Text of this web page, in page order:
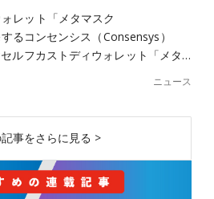
レット「メタマスク
るコンセンシス（Consensys）
ルフカストディウォレット「メタ…
ニュース
事をさらに見る >